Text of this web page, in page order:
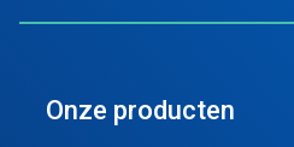
Onze producten